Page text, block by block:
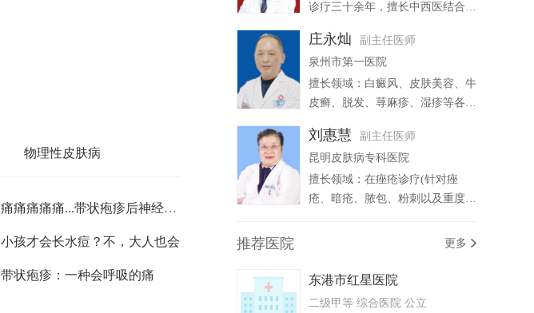
物理性皮肤病
痛痛痛痛痛...带状疱疹后神经痛怎么治？一文读懂
小孩才会长水痘？不，大人也会
带状疱疹：一种会呼吸的痛
诊疗三十余年，擅长中西医结合治
风、肢端黏膜型白斑及儿童青少年
白癜风领域经验丰富。运用 308
准分子激光联合中药药浴、脐疗等
传统疗法，形成 “分期辨证 - 靶向
重调节免疫、改善微循环激活黑色
素生成。
庄永灿
副主任医师
泉州市第一医院
擅长领域：白癜风、皮肤美容、牛
皮癣、脱发、荨麻疹、湿疹等各种
刘惠慧
副主任医师
昆明皮肤病专科医院
擅长领域：在痤疮诊疗(针对痤
疮、暗疮、脓包、粉刺以及重度痤
性皮肤病等疾病的治疗上有着丰富
推荐医院 更多
东港市红星医院
二级甲等 综合医院 公立